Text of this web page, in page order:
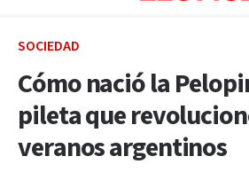
SOCIEDAD
Cómo nació la
pileta que
veranos argentinos